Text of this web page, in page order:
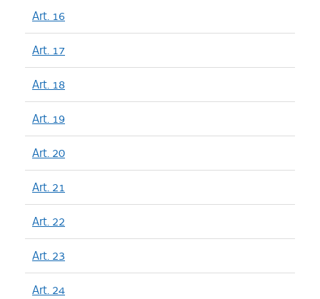
Art. 16
Art. 17
Art. 18
Art. 19
Art. 20
Art. 21
Art. 22
Art. 23
Art. 24